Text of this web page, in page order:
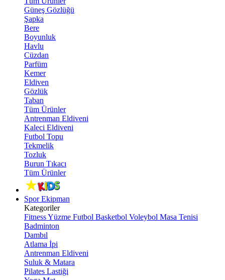
Güneş Gözlüğü
Şapka
Bere
Boyunluk
Havlu
Cüzdan
Parfüm
Kemer
Eldiven
Gözlük
Taban
Tüm Ürünler
Antrenman Eldiveni
Kaleci Eldiveni
Futbol Topu
Tekmelik
Tozluk
Burun Tıkacı
Tüm Ürünler
Spor Ekipman
Kategoriler
FitnessYüzme Futbol Basketbol Voleybol Masa Tenisi
Badminton
Dambıl
Atlama İpi
Antrenman Eldiveni
Suluk & Matara
Pilates Lastiği